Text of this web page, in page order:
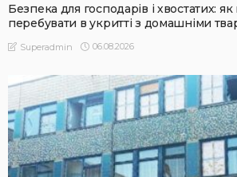
Безпека для господарів і хвостатих:
перебувати в укритті з домашніми
Superadmin 06.08.2026